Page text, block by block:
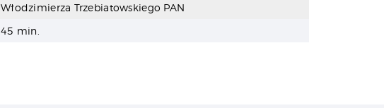
Włodzimierza Trzebiatowskiego PAN
45 min.